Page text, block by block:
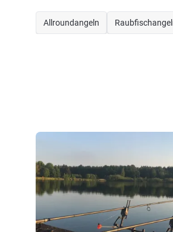
Allroundangeln